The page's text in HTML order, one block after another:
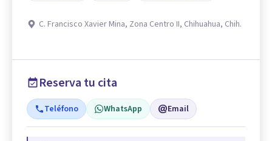
C. Francisco Xavier Mina, Zona Centro II, Chihuahua, Chih.
Reserva tu cita
Teléfono WhatsApp Email